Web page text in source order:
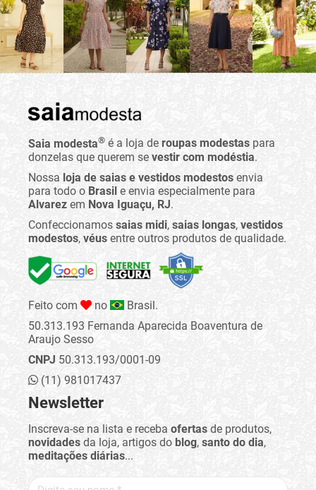
Saia modesta® é a loja de roupas modestas para
donzelas que querem se vestir com modéstia.
Nossa loja de saias e vestidos modestos envia
para todo o Brasil e envia especialmente para
Alvarez em Nova Iguaçu, RJ.
Confeccionamos saias midi, saias longas, vestidos
modestos, véus entre outros produtos de qualidade.
Feito com no
Brasil.
50.313.193 Fernanda Aparecida Boaventura de
Araujo Sesso
CNPJ 50.313.193/0001-09
(11) 981017437
Newsletter
Inscreva-se na lista e receba ofertas de produtos,
novidades da loja, artigos do blog, santo do dia,
meditações diárias...